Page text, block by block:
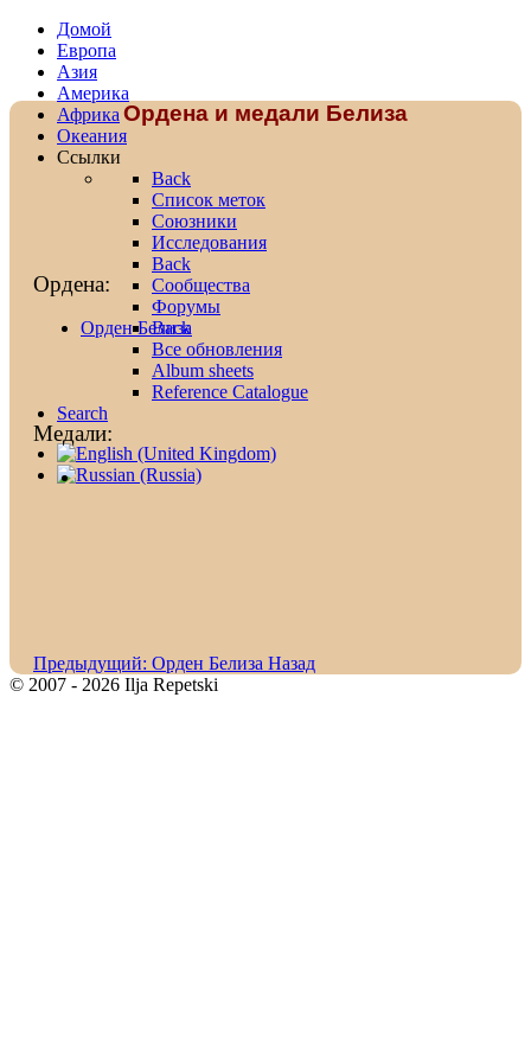
Домой
Европа
Азия
Америка
Африка
Океания
Ссылки
Back
Список меток
Союзники
Исследования
Back
Сообщества
Форумы
Back
Все обновления
Album sheets
Reference Catalogue
Search
Ордена и медали Белиза
Ордена:
Орден Белиза
Медали:
Предыдущий: Орден Белиза Назад
© 2007 - 2026 Ilja Repetski